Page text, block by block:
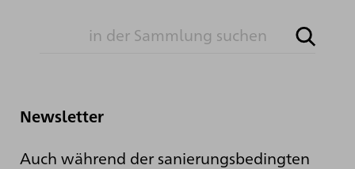
Newsletter
Auch während der sanierungsbedingten